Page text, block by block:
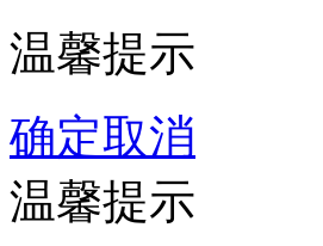
温馨提示
确定取消
温馨提示